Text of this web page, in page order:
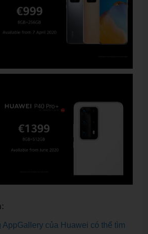
AppGallery của Huawei có thể tìm